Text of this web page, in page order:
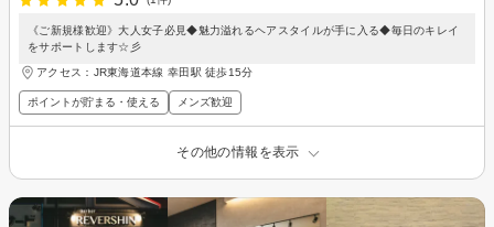
《ご新規様歓迎》大人女子必見◆魅力溢れるヘアスタイルが手に入る◆毎日のキレイ
をサポートします☆彡
アクセス：JR東海道本線 幸田駅 徒歩15分
ポイントが貯まる・使える メンズ歓迎
その他の情報を表示